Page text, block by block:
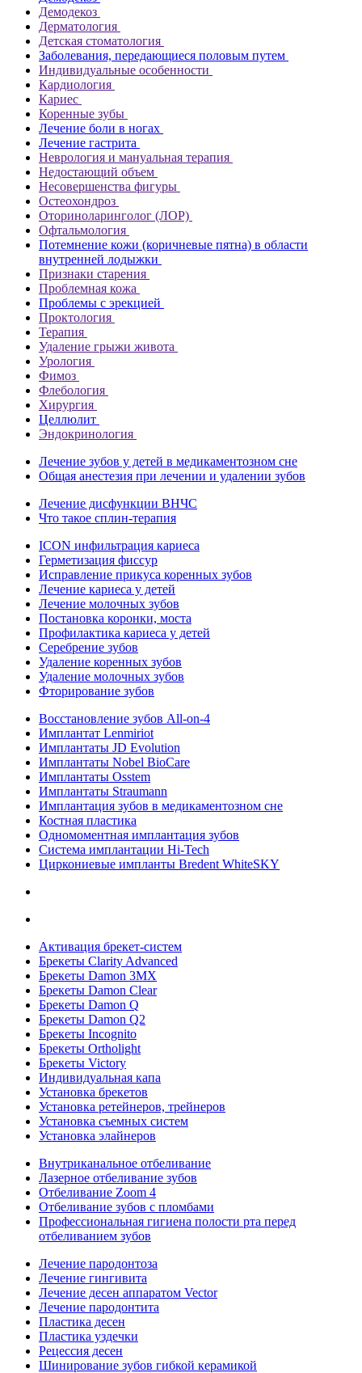
Демодекоз
Дерматология
Детская стоматология
Заболевания, передающиеся половым путем
Индивидуальные особенности
Кардиология
Кариес
Коренные зубы
Лечение боли в ногах
Лечение гастрита
Неврология и мануальная терапия
Недостающий объем
Несовершенства фигуры
Остеохондроз
Оториноларинголог (ЛОР)
Офтальмология
Потемнение кожи (коричневые пятна) в области
внутренней лодыжки
Признаки старения
Проблемная кожа
Проблемы с эрекцией
Проктология
Терапия
Удаление грыжи живота
Урология
Фимоз
Флебология
Хирургия
Целлюлит
Эндокринология
Лечение зубов у детей в медикаментозном сне
Общая анестезия при лечении и удалении зубов
Лечение дисфункции ВНЧС
Что такое сплин-терапия
ICON инфильтрация кариеса
Герметизация фиссур
Исправление прикуса коренных зубов
Лечение кариеса у детей
Лечение молочных зубов
Постановка коронки, моста
Профилактика кариеса у детей
Серебрение зубов
Удаление коренных зубов
Удаление молочных зубов
Фторирование зубов
Восстановление зубов All‑on‑4
Имплантат Lenmiriot
Имплантаты JD Evolution
Имплантаты Nobel BioСare
Имплантаты Osstem
Имплантаты Straumann
Имплантация зубов в медикаментозном сне
Костная пластика
Одномоментная имплантация зубов
Система имплантации Hi-Tech
Циркониевые импланты Bredent WhiteSKY
Активация брекет-систем
Брекеты Clarity Advanced
Брекеты Damon 3MX
Брекеты Damon Clear
Брекеты Damon Q
Брекеты Damon Q2
Брекеты Incognito
Брекеты Ortholight
Брекеты Victory
Индивидуальная капа
Установка брекетов
Установка ретейнеров, трейнеров
Установка съемных систем
Установка элайнеров
Внутриканальное отбеливание
Лазерное отбеливание зубов
Отбеливание Zoom 4
Отбеливание зубов с пломбами
Профессиональная гигиена полости рта перед
отбеливанием зубов
Лечение пародонтоза
Лечение гингивита
Лечение десен аппаратом Vector
Лечение пародонтита
Пластика десен
Пластика уздечки
Рецессия десен
Шинирование зубов гибкой керамикой